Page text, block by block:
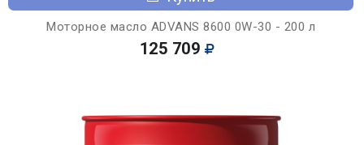
Моторное масло ADVANS 8600 0W-30 - 200 л
125 709